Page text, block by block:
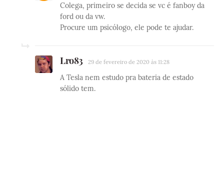
Colega, primeiro se decida se vc é fanboy da
ford ou da vw.
Procure um psicólogo, ele pode te ajudar.
Lro83 29 de fevereiro de 2020 às 11:28
A Tesla nem estudo pra bateria de estado
sólido tem.